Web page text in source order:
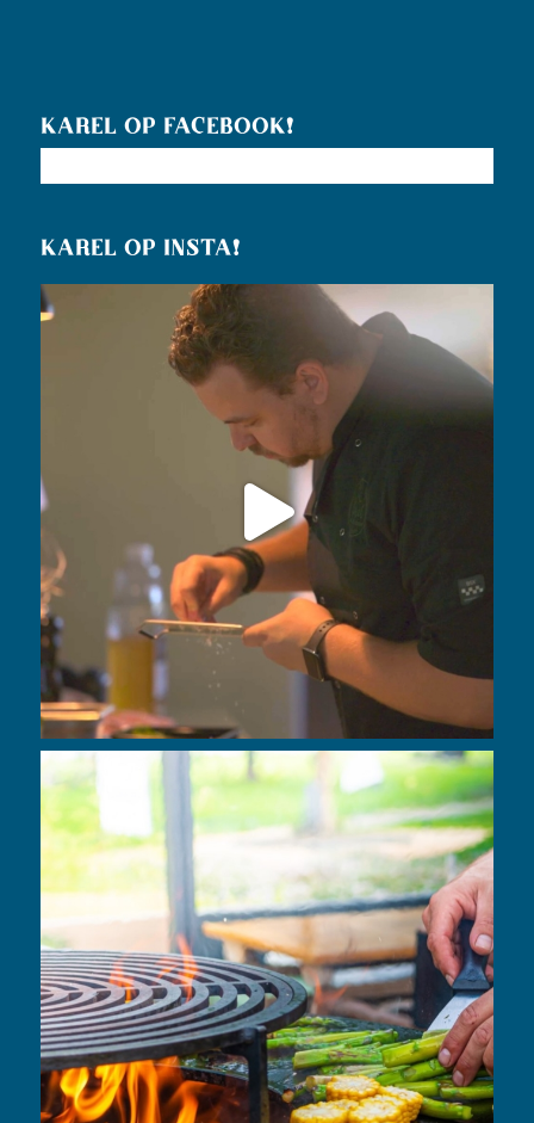
KAREL OP FACEBOOK!
KAREL OP INSTA!